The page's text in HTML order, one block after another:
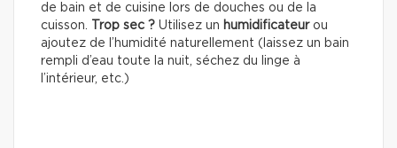
de bain et de cuisine lors de douches ou de la
cuisson.
Trop sec ? Utilisez un humidificateurou
ajoutez de l’humidité naturellement (laissez un bain
rempli d’eau toute la nuit, séchez du linge à
l’intérieur, etc.)